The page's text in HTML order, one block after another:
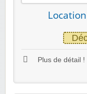
Plus de détail !